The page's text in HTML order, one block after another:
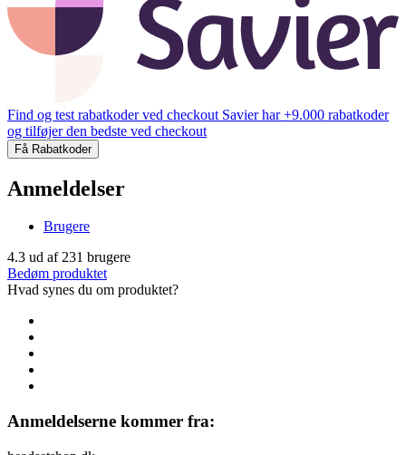
Find og test rabatkoder ved checkout Savier har +9.000 rabatkoder
og tilføjer den bedste ved checkout
Få Rabatkoder
Anmeldelser
Brugere
4.3 ud af231 brugere
Bedøm produktet
Hvad synes du om produktet?
Anmeldelserne kommer fra: